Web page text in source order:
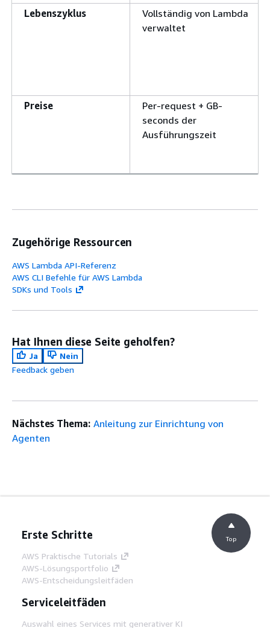
Lebenszyklus
Vollständig von Lambda
verwaltet
Preise
Per-request + GB-
seconds der
Ausführungszeit
Zugehörige Ressourcen
AWS Lambda API-Referenz
AWS CLI Befehle für AWS Lambda
SDKs und Tools
Hat Ihnen diese Seite geholfen?
Ja
Nein
Feedback geben
Nächstes Thema: Anleitung zur Einrichtung von
Agenten
Erste Schritte
AWS Praktische Tutorials
AWS-Lösungsportfolio
AWS-Entscheidungsleitfäden
Serviceleitfäden
Auswahl eines Services mit generativer KI
Top